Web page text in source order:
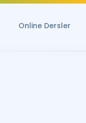
Online Dersler